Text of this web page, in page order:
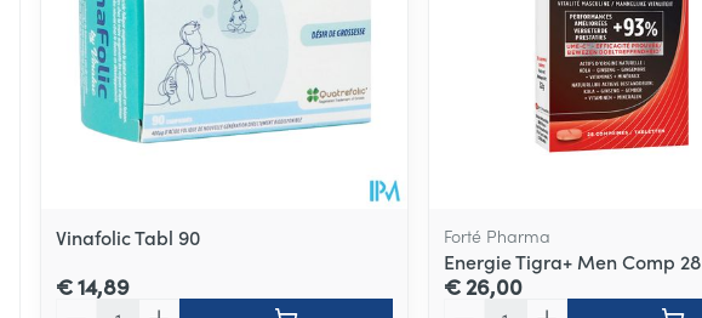
Vinafolic Tabl 90
€ 14,89
Forté Pharma
Energie Tigra+ Men Comp 28
€ 26,00